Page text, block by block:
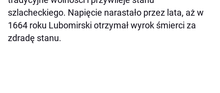
szlacheckiego. Napięcie narastało przez lata, aż w
1664 roku Lubomirski otrzymał wyrok śmierci za
zdradę stanu.